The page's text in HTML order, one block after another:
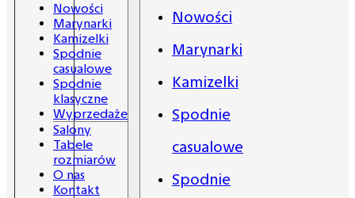
Nowości
Marynarki
Kamizelki
Spodnie
casualowe
Spodnie
klasyczne
Wyprzedaże
Salony
Tabele
rozmiarów
O nas
Kontakt
Nowości
Marynarki
Kamizelki
Spodnie
casualowe
Spodnie